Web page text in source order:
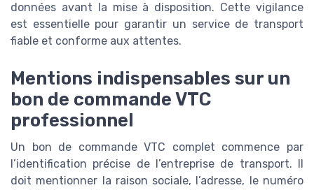
données avant la mise à disposition. Cette vigilance
est essentielle pour garantir un service de transport
fiable et conforme aux attentes.
Mentions indispensables sur un
bon de commande VTC
professionnel
Un bon de commande VTC complet commence par
l’identification précise de l’entreprise de transport. Il
doit mentionner la raison sociale, l’adresse, le numéro